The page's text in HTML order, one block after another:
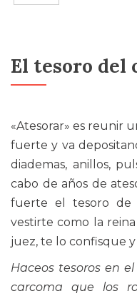
El tesoro del
«Atesorar» es reunir
fuerte y va
diademas, anillos,
cabo de años de
fuerte el tesoro de
vestirte como la
juez, te lo confisque
Haceos tesoros en
carcoma que los